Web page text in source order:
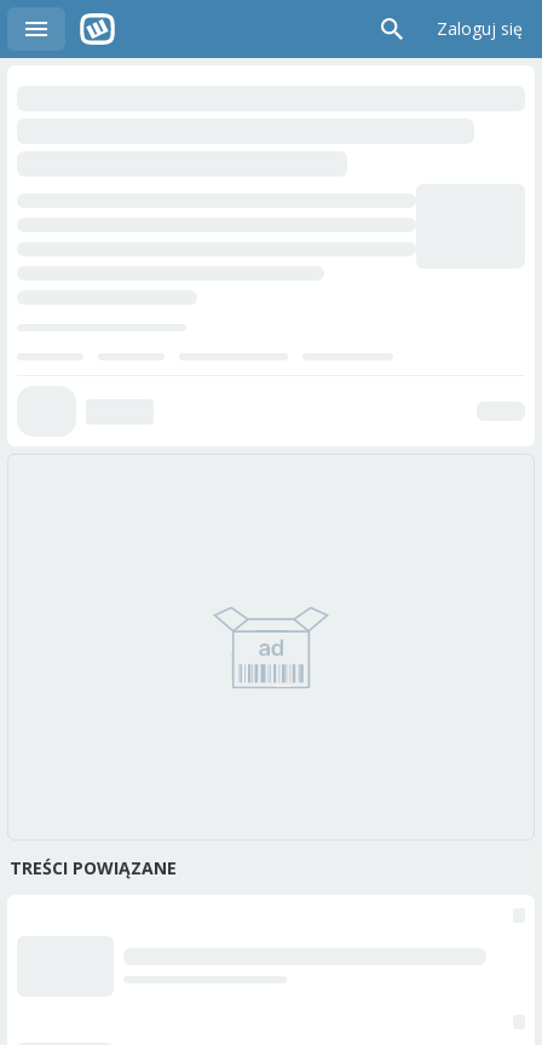
Zaloguj się
TREŚCI POWIĄZANE